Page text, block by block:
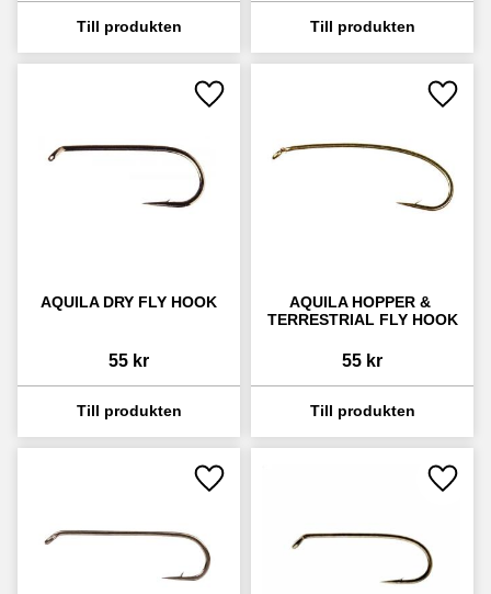
AQUILA DRY FLY HOOK
55 kr
Lägg till i favoriter
AQUILA HOPPER &
TERRESTRIAL FLY HOOK
55 kr
Lägg
Lägg till i favoriter Lägg